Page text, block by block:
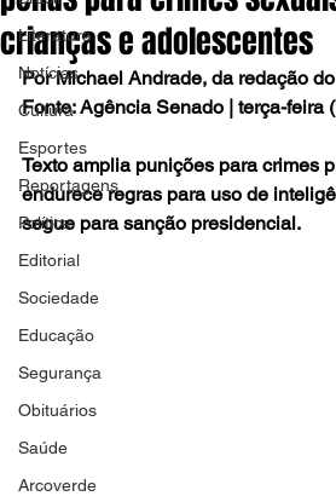
Literatura
Notícias
Cultura
Esportes
Reportagens
Política
Editorial
Sociedade
Educação
Segurança
Obituários
Saúde
Arcoverde
crianças e adolescentes
Por Michael Andrade, da redação
Fonte: Agência Senado | terça-feira
Texto amplia punições para crimes
endurece regras para uso de
segue para sanção presidencial.